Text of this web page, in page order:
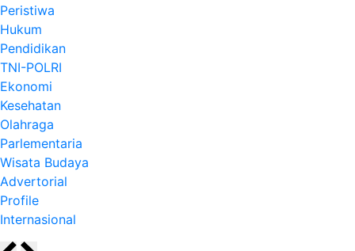
Peristiwa
Hukum
Pendidikan
TNI-POLRI
Ekonomi
Kesehatan
Olahraga
Parlementaria
Wisata Budaya
Advertorial
Profile
Internasional